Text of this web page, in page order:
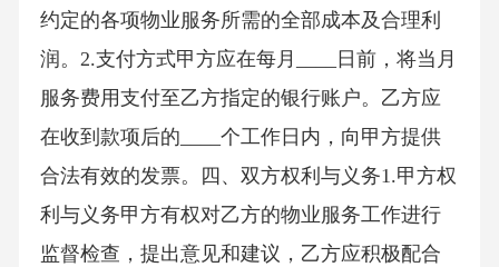
约定的各项物业服务所需的全部成本及合理利
润。2.支付方式甲方应在每月____日前，将当月
服务费用支付至乙方指定的银行账户。乙方应
在收到款项后的____个工作日内，向甲方提供
合法有效的发票。四、双方权利与义务1.甲方权
利与义务甲方有权对乙方的物业服务工作进行
监督检查，提出意见和建议，乙方应积极配合